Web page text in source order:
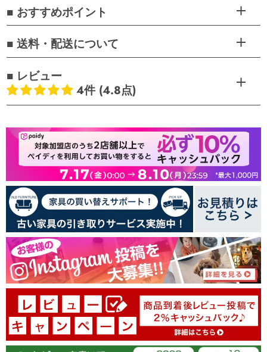
■ おすすめポイント
■ 送料・配送について
■ レビュー
4件 (4.8点)
お客様のレビュー
5つ星中4.75つ星
レビュー数 4 件
3
1
0
04/11/2026